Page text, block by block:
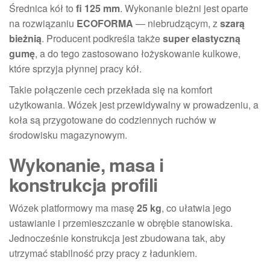
Średnica kół to fi 125 mm. Wykonanie bieżni jest oparte
na rozwiązaniu ECOFORMA — niebrudzącym, zszarą
bieżnią. Producent podkreśla takżesuper elastyczną
gumę, a do tego zastosowano łożyskowanie kulkowe,
które sprzyja płynnej pracy kół.
Takie połączenie cech przekłada się na komfort
użytkowania. Wózek jest przewidywalny w prowadzeniu, a
koła są przygotowane do codziennych ruchów w
środowisku magazynowym.
Wykonanie, masa i
konstrukcja profili
Wózek platformowy ma masę25 kg, co ułatwia jego
ustawianie i przemieszczanie w obrębie stanowiska.
Jednocześnie konstrukcja jest zbudowana tak, aby
utrzymać stabilność przy pracy z ładunkiem.